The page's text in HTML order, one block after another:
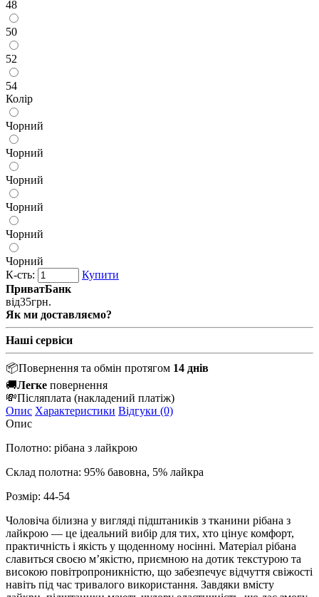
48
50
52
54
Колір
Чорний
Чорний
Чорний
Чорний
Чорний
Чорний
К-сть:
Купити
ПриватБанк
від35грн.
Як ми доставляємо?
Наші сервіси
📦Повернення та обмін протягом 14 днів
🚚Легке повернення
💸Післяплата (накладений платіж)
Опис Характеристики Відгуки (0)
Опис
Полотно: рібана з лайкрою
Склад полотна: 95% бавовна, 5% лайкра
Розмір: 44-54
Чоловіча білизна у вигляді підштаників з тканини рібана з
лайкрою — це ідеальний вибір для тих, хто цінує комфорт,
практичність і якість у щоденному носінні. Матеріал рібана
славиться своєю м’якістю, приємною на дотик текстурою та
високою повітропроникністю, що забезпечує відчуття свіжості
навіть під час тривалого використання. Завдяки вмісту